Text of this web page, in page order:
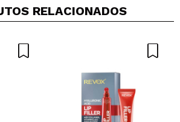
RELACIONADOS